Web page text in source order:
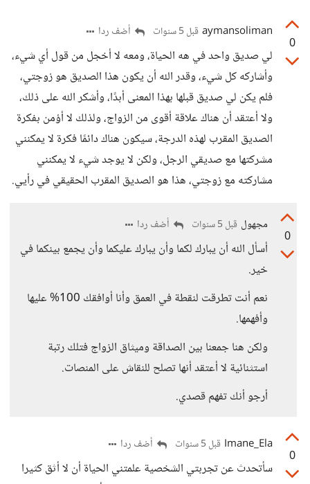
0
aymansoliman قبل 5 سنوات أضف ردا
لي صديق واحد في هه الحياة، ومعه لا أخجل من قول أي شيء،
وأشاركه كل شيء، وقدر الله أن يكون هذا الصديق هو زوجتي،
فلم يكن لي صديق قبلها بهذا المعنى أبدًا، وأشكر الله على ذلك،
ولا أعتقد أن هناك علاقة أقوى من الزواج، ولذلك لا أؤمن بفكرة
الصديق المقرب لهذه الدرجة، سيكون هناك دائمًا فكرة لا يمكنني
مشركتها مع صديقي الرجل، ولكن لا يوجد شيء لا يمكنني
مشاركته مع زوجتي، هذا هو الصديق المقرب الحقيقي في رأيي.
0
مجهول قبل 5 سنوات أضف ردا
أسأل الله أن يبارك لكما وأن يبارك عليكما وأن يجمع بينكما في
خير.
نعم أنت تطرقت لنقطة في العمق وأنا أوافقك 100% عليها
وأفهمها.
ولكن هنا جمعنا بين الصداقة وميثاق الزواج فتلك رتبة
استثنائية لا أعتقد أنها تصلح للنقاش على المنصات.
أرجو أنك تفهم قصدي.
0
Imane_Ela قبل 5 سنوات أضف ردا
سأتحدث عن تجربتي الشخصية علمتني الحياة أن لا أثق كثيرا